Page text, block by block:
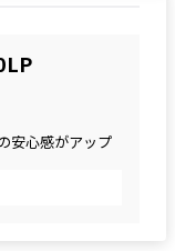
安心感がアップ